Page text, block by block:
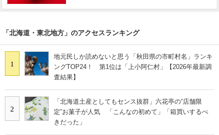
「北海道・東北地方」のアクセスランキング
1
地元民しか読めないと思う「秋田県の市町村名」ランキ
ングTOP24！ 第1位は「上小阿仁村」【2026年最新調
査結果】
2
「北海道土産としてもセンス抜群」六花亭の“店舗限
定”お菓子が人気 「こんなの初めて」「箱買いするべ
きだった」